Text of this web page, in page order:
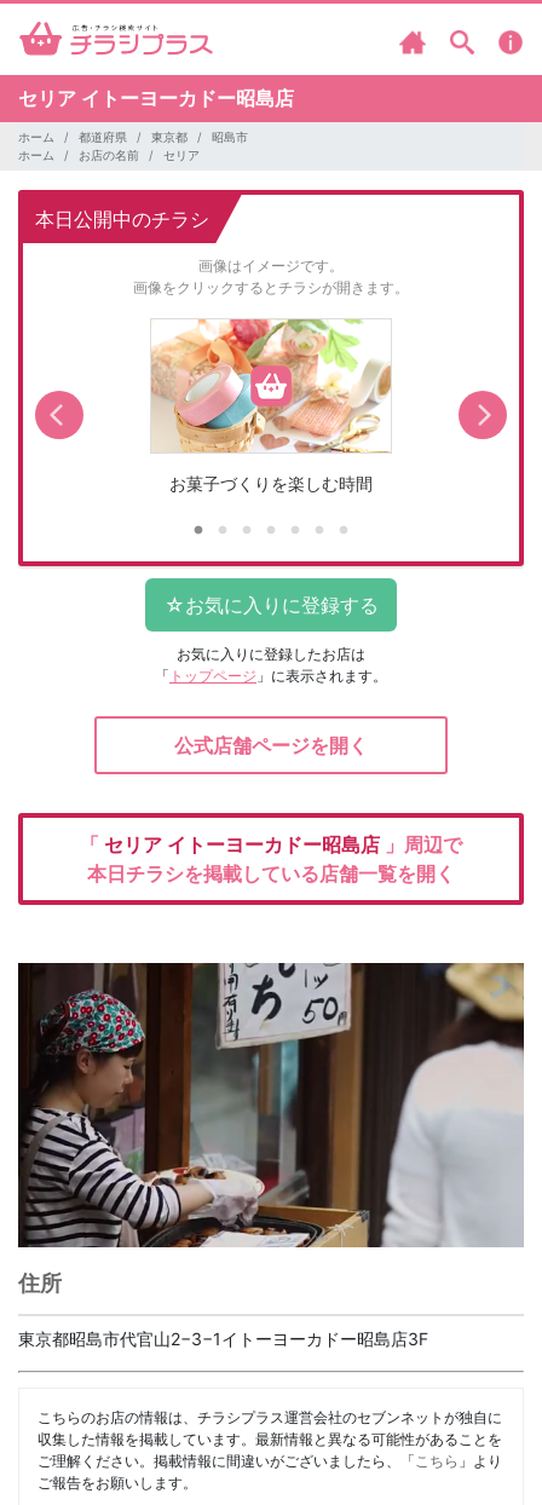
セリア イトーヨーカドー昭島店
ホーム 都道府県 東京都
昭島市
ホーム
お店の名前 セリア
本日公開中のチラシ
画像はイメージです。
画像をクリックするとチラシが開きます。
お菓子づくりを楽しむ時間
お気に入りに登録したお店は
「 トップページ 」に表示されます。
公式店舗ページを開く
「 セリア イトーヨーカドー昭島店 」周辺で
本日チラシを掲載している店舗一覧を開く
住所
東京都昭島市代官山2−3−1イトーヨーカドー昭島店3F
こちらのお店の情報は、チラシプラス運営会社のセブンネットが独自に
収集した情報を掲載しています。最新情報と異なる可能性があることを
ご理解ください。掲載情報に間違いがございましたら、「 こちら 」より
ご報告をお願いします。